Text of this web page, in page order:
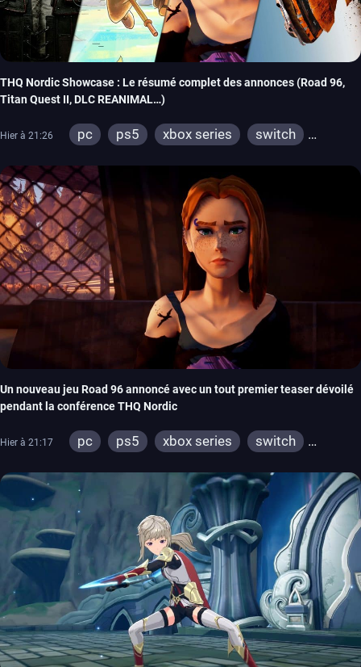
THQ Nordic Showcase : Le résumé complet des annonces (Road 96,
Titan Quest II, DLC REANIMAL…)
Hier à 21:26 pc ps5 xbox series
switch
Un nouveau jeu Road 96 annoncé avec un tout premier teaser dévoilé
pendant la conférence THQ Nordic
Hier à 21:17 pc ps5 xbox series
switch